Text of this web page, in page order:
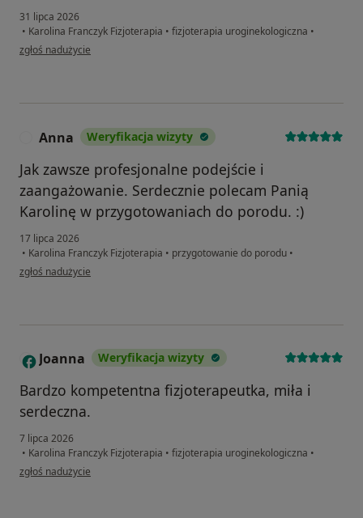
31 lipca 2026
• Karolina Franczyk Fizjoterapia • fizjoterapia uroginekologiczna •
w opinii użytkownika Anna
zgłoś nadużycie
Anna Weryfikacja wizyty
Jak zawsze profesjonalne podejście i
zaangażowanie. Serdecznie polecam Panią
Karolinę w przygotowaniach do porodu. :)
17 lipca 2026
• Karolina Franczyk Fizjoterapia • przygotowanie do porodu •
w opinii użytkownika Anna
zgłoś nadużycie
J Joanna Weryfikacja wizyty
Bardzo kompetentna fizjoterapeutka, miła i
serdeczna.
7 lipca 2026
• Karolina Franczyk Fizjoterapia • fizjoterapia uroginekologiczna •
w opinii użytkownika Joanna
zgłoś nadużycie